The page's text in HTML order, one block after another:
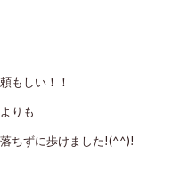
もしい！！
りも
ちずに歩けました!(^^)!